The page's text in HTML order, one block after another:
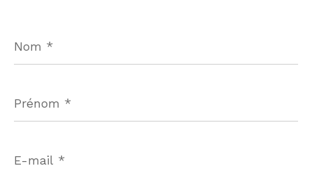
*
*
mail
*